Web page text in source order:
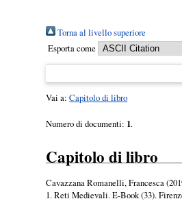
Torna al livello superiore
Esporta come
Vai a:Capitolo di libro
Numero di documenti: 1.
Capitolo di libro
Cavazzana Romanelli, Francesca
1. Reti Medievali. E-Book (33).